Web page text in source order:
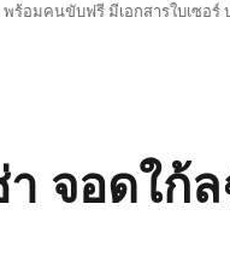
ร้อมคนขับฟรี มีเอกสารใบเซอร์
จอดใก้